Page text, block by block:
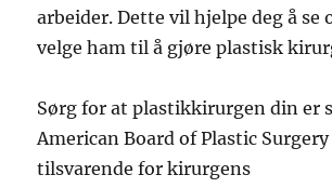
arbeider. Dette vil hjelpe deg å se
velge ham til å gjøre plastisk
Sørg for at plastikkirurgen din er
American Board of Plastic
tilsvarende for kirurgens